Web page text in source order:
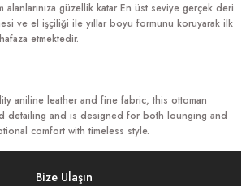
alanlarınıza güzellik katar En üst seviye gerçek deri
ve el işçiliği ile yıllar boyu formunu koruyarak ilk
etmektedir.
aniline leather and fine fabric, this ottoman
detailing and is designed for both lounging and
comfort with timeless style.
Bize Ulaşın